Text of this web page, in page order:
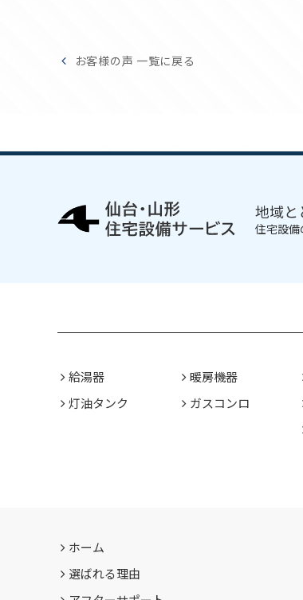
お客様の声 一覧に戻る
地域と
住宅設
給湯器
灯油タンク
暖房機器
ガスコンロ
ホーム
選ばれる理由